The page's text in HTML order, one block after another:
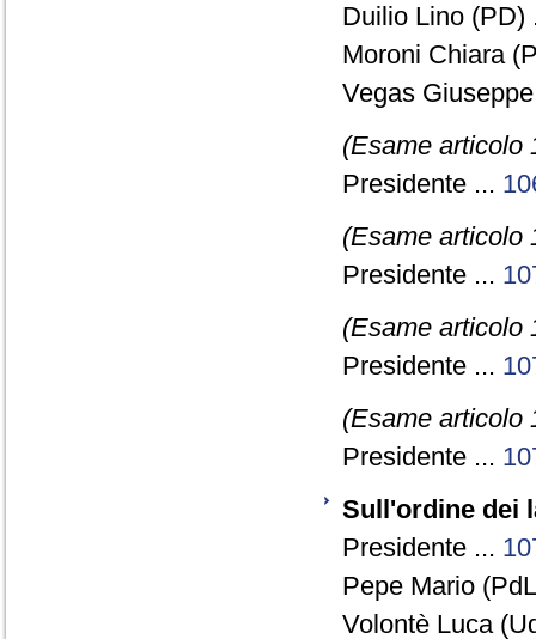
Duilio Lino
Moroni Chiara
Vegas
(Esame articolo
Presidente ...
(Esame articolo
Presidente ...
(Esame articolo
Presidente ...
(Esame articolo
Presidente ...
Sull'ordine dei
Presidente ...
Pepe Mario
Volontè Luca